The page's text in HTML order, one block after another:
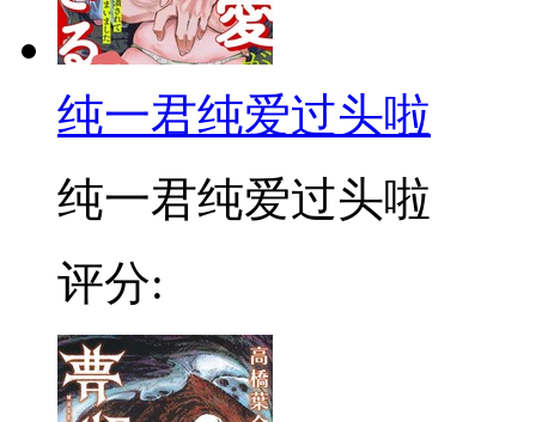
纯一君纯爱过头啦
纯一君纯爱过头啦
评分: